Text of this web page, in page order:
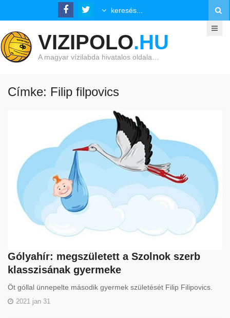
VIZIPOLO.HU
A magyar vízilabda hivatalos oldala…
Címke: Filip filpovics
Gólyahír: megszületett a Szolnok szerb
klasszisának gyermeke
Öt góllal ünnepelte második gyermek születését Filip Filipovics.
2021 jan 31